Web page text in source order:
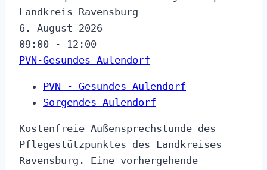
6. August 2026
09:00 - 12:00
PVN-Gesundes Aulendorf
PVN - Gesundes Aulendorf
Sorgendes Aulendorf
Kostenfreie Außensprechstunde des
Pflegestützpunktes des Landkreises
Ravensburg. Eine vorhergehende